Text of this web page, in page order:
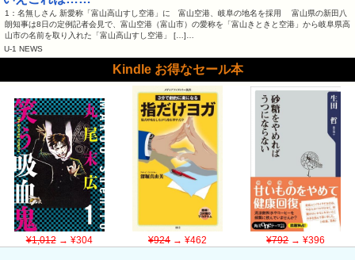
1：名無しさん 新愛称「富山高山すし空港」に 富山空港、岐阜の地名を採用 富山県の新田八
朗知事は8日の定例記者会見で、富山空港（富山市）の愛称を「富山きときと空港」から岐阜県高
山市の名前を取り入れた「富山高山すし空港」 […]…
U-1 NEWS
Kindle お得なセール本
¥1,012→ ¥304 ¥924→ ¥462 ¥792→ ¥396